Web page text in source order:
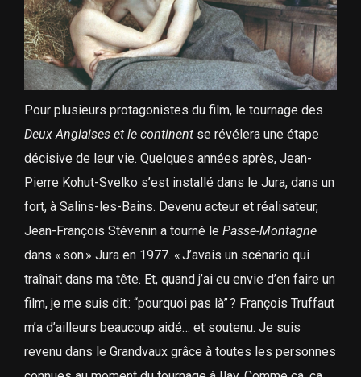
Pour plusieurs protagonistes du film, le tournage des
Deux Anglaises et le continentse révélera une étape
décisive de leur vie. Quelques années après, Jean-
Pierre Kohut-Svelko s’est installé dans le Jura, dans un
fort, à Salins-les-Bains. Devenu acteur et réalisateur,
Jean-François Stévenin a tourné le Passe-Montagne
dans « son » Jura en 1977. « J’avais un scénario qui
traînait dans ma tête. Et, quand j’ai eu envie d’en faire un
film, je me suis dit : “pourquoi pas là” ? François Truffaut
m’a d’ailleurs beaucoup aidé… et soutenu. Je suis
revenu dans le Grandvaux grâce à toutes les personnes